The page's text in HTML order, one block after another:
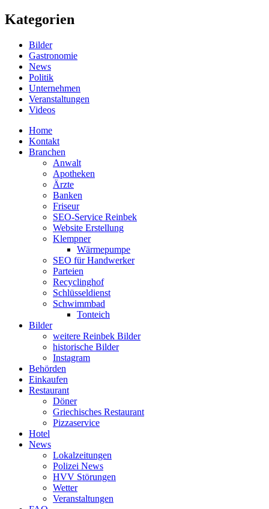
Kategorien
Bilder
Gastronomie
News
Politik
Unternehmen
Veranstaltungen
Videos
Home
Kontakt
Branchen
Anwalt
Apotheken
Ärzte
Banken
Friseur
SEO-Service Reinbek
Website Erstellung
Klempner
Wärmepumpe
SEO für Handwerker
Parteien
Recyclinghof
Schlüsseldienst
Schwimmbad
Tonteich
Bilder
weitere Reinbek Bilder
historische Bilder
Instagram
Behörden
Einkaufen
Restaurant
Döner
Griechisches Restaurant
Pizzaservice
Hotel
News
Lokalzeitungen
Polizei News
HVV Störungen
Wetter
Veranstaltungen